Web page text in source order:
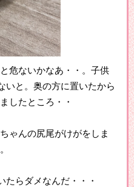
危ないかなあ・・。子供
いと。奥の方に置いたから
したところ・・
ゃんの尻尾がけがをしま
たらダメなんだ・・・